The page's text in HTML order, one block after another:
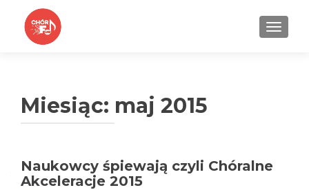
Miesiąc: maj 2015
Naukowcy śpiewają czyli Chóralne
Akceleracje 2015